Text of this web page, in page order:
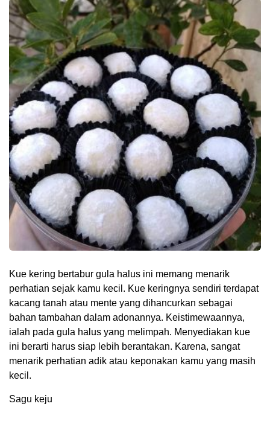
Kue kering bertabur gula halus ini memang menarik
perhatian sejak kamu kecil. Kue keringnya sendiri terdapat
kacang tanah atau mente yang dihancurkan sebagai
bahan tambahan dalam adonannya. Keistimewaannya,
ialah pada gula halus yang melimpah. Menyediakan kue
ini berarti harus siap lebih berantakan. Karena, sangat
menarik perhatian adik atau keponakan kamu yang masih
kecil.
Sagu keju